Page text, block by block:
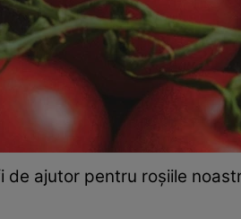
de ajutor pentru roșiile